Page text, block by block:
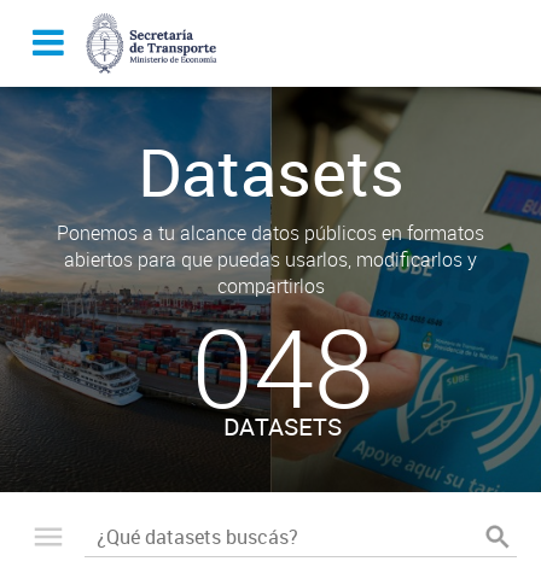
Datasets
Ponemos a tu alcance datos públicos en formatos
abiertos para que puedas usarlos, modificarlos y
compartirlos
048
DATASETS